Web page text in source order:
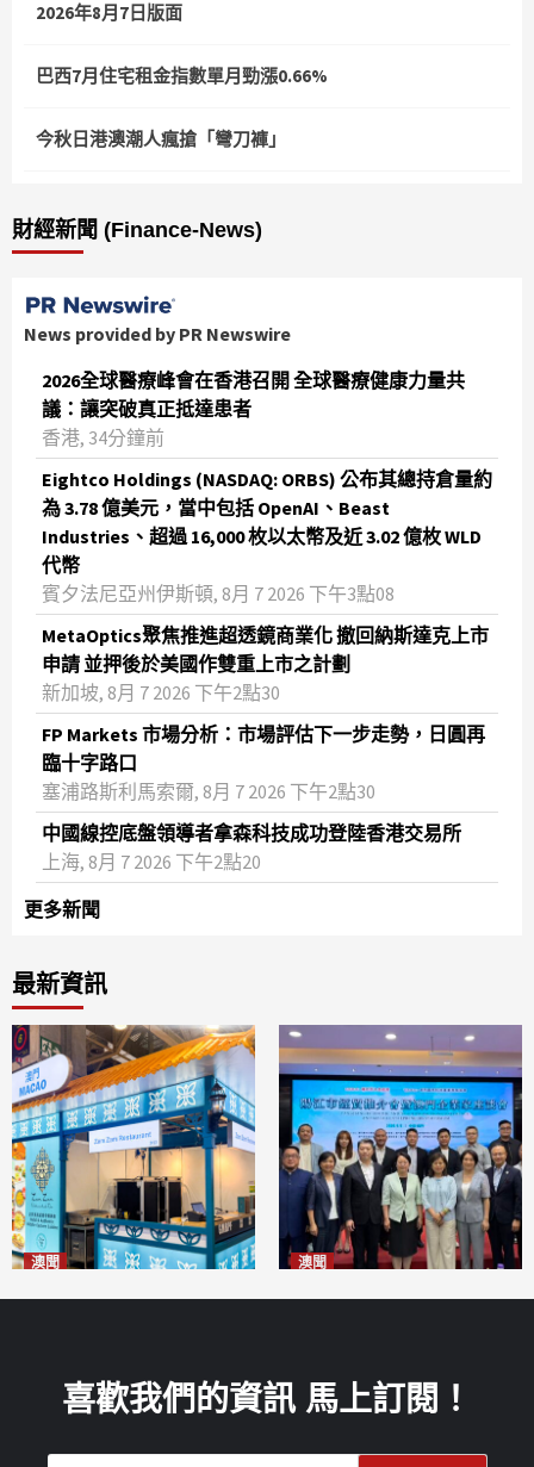
2026年8月7日版面
巴西7月住宅租金指數單月勁漲0.66%
今秋日港澳潮人瘋搶「彎刀褲」
財經新聞 (Finance-News)
News provided by PR Newswire
2026全球醫療峰會在香港召開 全球醫療健康力量共
議：讓突破真正抵達患者
香港, 34分鐘前
Eightco Holdings (NASDAQ: ORBS) 公布其總持倉量約
為 3.78 億美元，當中包括 OpenAI、Beast
Industries、超過 16,000 枚以太幣及近 3.02 億枚 WLD
代幣
賓夕法尼亞州伊斯頓, 8月 7 2026 下午3點08
MetaOptics聚焦推進超透鏡商業化 撤回納斯達克上市
申請 並押後於美國作雙重上市之計劃
新加坡, 8月 7 2026 下午2點30
FP Markets 市場分析：市場評估下一步走勢，日圓再
臨十字路口
塞浦路斯利馬索爾, 8月 7 2026 下午2點30
中國線控底盤領導者拿森科技成功登陸香港交易所
上海, 8月 7 2026 下午2點20
更多新聞
最新資訊
澳聞 澳聞
喜歡我們的資訊 馬上訂閱！